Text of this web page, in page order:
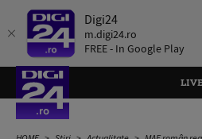
Digi24
m.digi24.ro
FREE - In Google Play